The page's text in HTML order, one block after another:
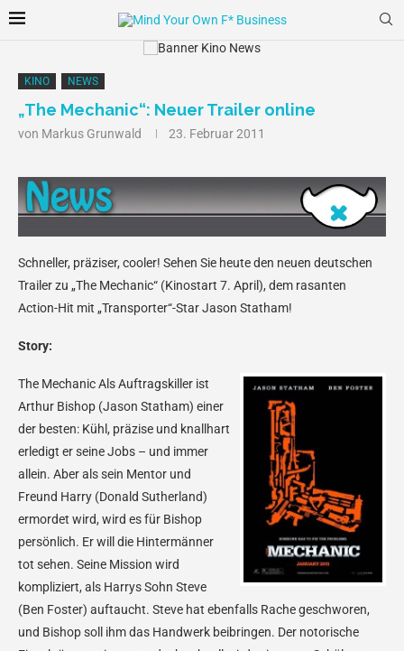
KINO NEWS
„The Mechanic“: Neuer Trailer online
von Markus Grunwald 23. Februar 2011
Schneller, präziser, cooler! Sehen Sie heute den neuen deutschen
Trailer zu „The Mechanic“ (Kinostart 7. April), dem rasanten
Action-Hit mit „Transporter“-Star Jason Statham!
Story:
The MechanicAls Auftragskiller ist
Arthur Bishop (Jason Statham) einer
der besten: Kühl, präzise und knallhart
erledigt er seine Jobs – und immer
allein. Aber als sein Mentor und
Freund Harry (Donald Sutherland)
ermordet wird, wird es für Bishop
persönlich. Er will die Hintermänner
tot sehen. Seine Mission wird
kompliziert, als Harrys Sohn Steve
(Ben Foster) auftaucht. Steve hat ebenfalls Rache geschworen,
und Bishop soll ihm das Handwerk beibringen. Der notorische